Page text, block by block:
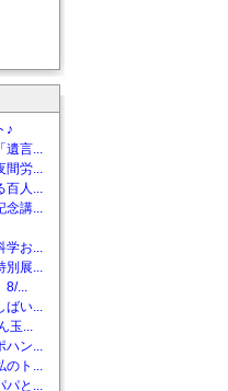
♪
遺言...
間労...
百人...
念講...
学お...
別展...
8/...
ばい...
玉...
ハン...
のト...
パと...